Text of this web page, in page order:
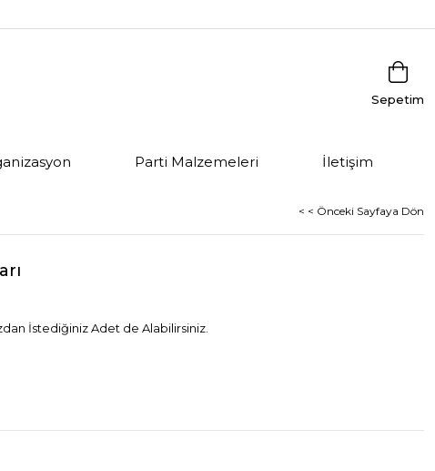
Sepetim
Parti Malzemeleri İletişim
< < Önceki Sayfaya Dön
İstediğiniz Adet de Alabilirsiniz.